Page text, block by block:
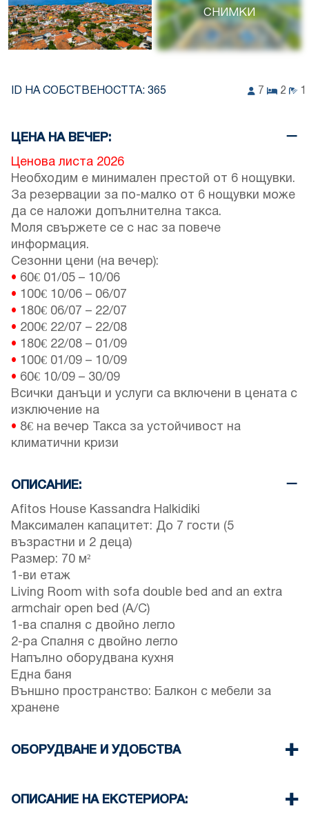
снимки
ID НА СОБСТВЕНОСТТА: 365 7 2 1
ЦЕНА НА ВЕЧЕР:
Ценова листа 2026
Необходим е минимален престой от 6 нощувки.
За резервации за по-малко от 6 нощувки може
да се наложи допълнителна такса.
Моля свържете се с нас за повече
информация.
Сезонни цени (на вечер):
• 60€ 01/05 – 10/06
• 100€ 10/06 – 06/07
• 180€ 06/07 – 22/07
• 200€ 22/07 – 22/08
• 180€ 22/08 – 01/09
• 100€ 01/09 – 10/09
• 60€ 10/09 – 30/09
Всички данъци и услуги са включени в цената с
изключение на
• 8€ на вечер Такса за устойчивост на
климатични кризи
ОПИСАНИЕ:
Afitos House Kassandra Halkidiki
Максимален капацитет: До 7 гости (5
възрастни и 2 деца)
Размер: 70 м²
1-ви етаж
Living Room with sofa double bed and an extra
armchair open bed (A/C)
1-ва спалня с двойно легло
2-ра Спалня с двойно легло
Напълно оборудвана кухня
Една баня
Външно пространство: Балкон с мебели за
хранене
ОБОРУДВАНЕ И УДОБСТВА
Един климатик
ОПИСАНИЕ НА ЕКСТЕРИОРА: